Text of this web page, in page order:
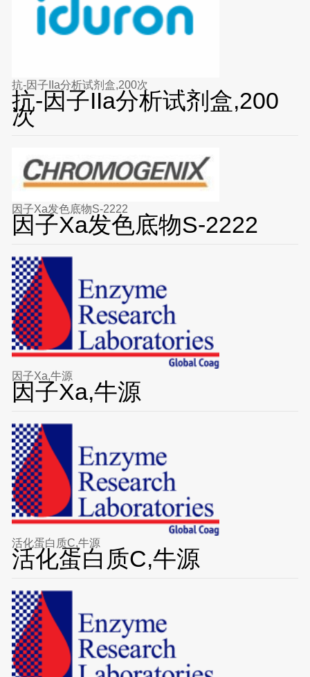
抗-因子IIa分析试剂盒,200次
抗-因子IIa分析试剂盒,200
次
因子Xa发色底物S-2222
因子Xa发色底物S-2222
因子Xa,牛源
因子Xa,牛源
活化蛋白质C,牛源
活化蛋白质C,牛源